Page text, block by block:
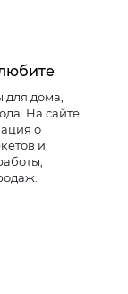
для дома,
На сайте
о
и